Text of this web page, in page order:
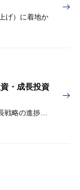
げ）に着地か
・成長投資
米国を上回る生産性向上ペースが必要で成長戦略の進捗管理も課題